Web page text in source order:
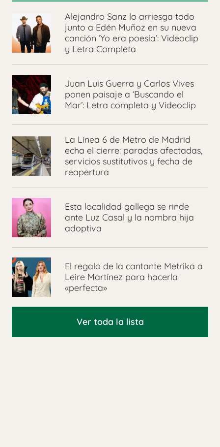
Alejandro Sanz lo arriesga todo
junto a Edén Muñoz en su nueva
canción ‘Yo era poesía’: Videoclip
y Letra Completa
Juan Luis Guerra y Carlos Vives
ponen paisaje a ‘Buscando el
Mar’: Letra completa y Videoclip
La Línea 6 de Metro de Madrid
echa el cierre: paradas afectadas,
servicios sustitutivos y fecha de
reapertura
Esta localidad gallega se rinde
ante Luz Casal y la nombra hija
adoptiva
El regalo de la cantante Metrika a
Leire Martínez para hacerla
«perfecta»
Ver toda la lista